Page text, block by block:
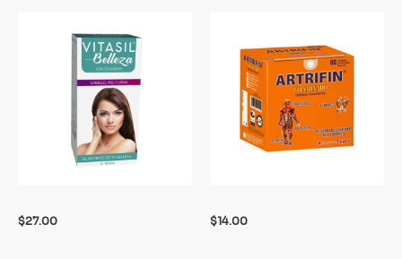
$27.00 $14.00